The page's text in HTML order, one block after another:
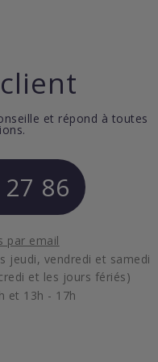
et répond à toutes
86
par email
jeudi, vendredi et samedi
et les jours fériés)
et 13h - 17h